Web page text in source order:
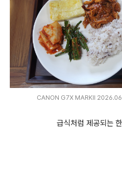
CANON G7X MARKⅡ
급식처럼 제공되는